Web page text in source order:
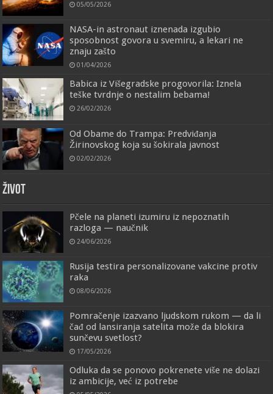
05/05/2026
NASA-in astronaut iznenada izgubio
sposobnost govora u svemiru, a lekari ne
znaju zašto
01/04/2026
Babica iz Višegradske progovorila: Iznela
teške tvrdnje o nestalim bebama!
26/02/2026
Od Obame do Trampa: Predviđanja
Žirinovskog koja su šokirala javnost
02/02/2026
ŽIVOT
Pčele na planeti izumiru iz nepoznatih
razloga — naučnik
24/06/2026
Rusija testira personalizovane vakcine protiv
raka
08/06/2026
Pomračenje izazvano ljudskom rukom — da li
čađ od lansiranja satelita može da blokira
sunčevu svetlost?
17/05/2026
Odluka da se ponovo pokrenete više ne dolazi
iz ambicije, već iz potrebe